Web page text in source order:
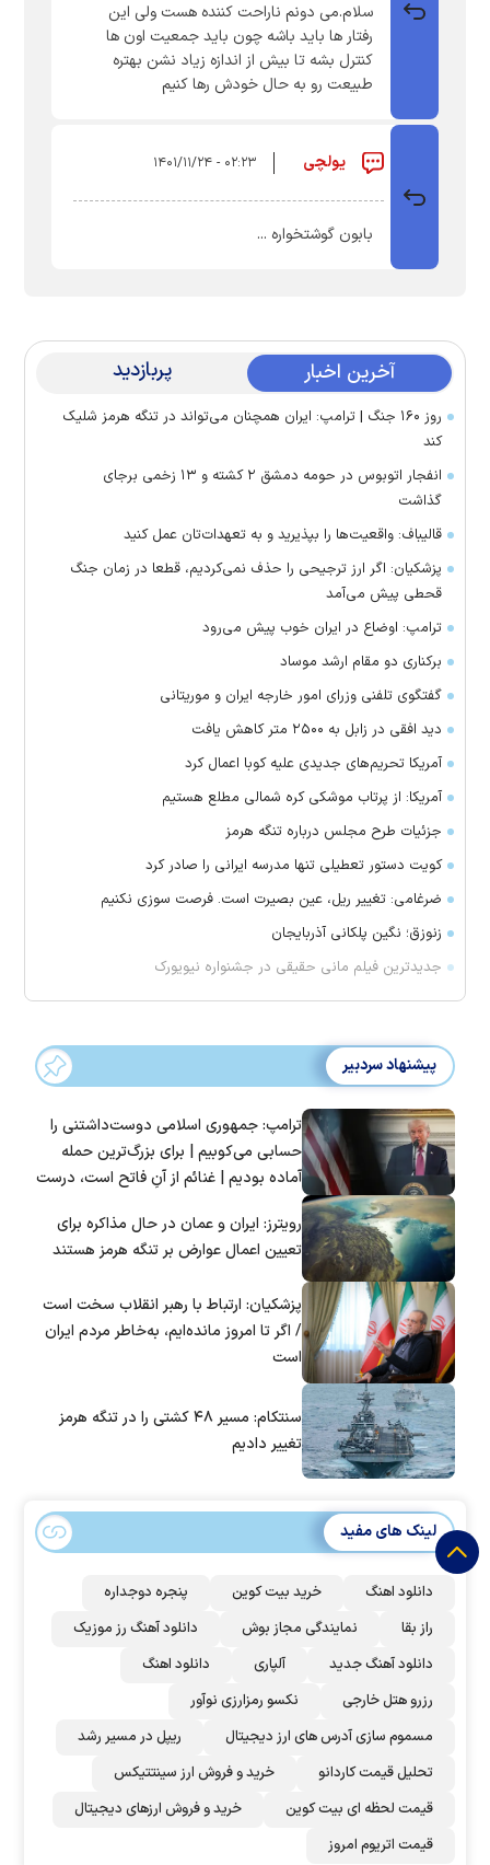
سلام.می دونم ناراحت کننده هست ولی این
رفتار ها باید باشه چون باید جمعیت اون ها
کنترل بشه تا بیش از اندازه زیاد نشن بهتره
طبیعت رو به حال خودش رها کنیم
یولچی ۰۲:۲۳ - ۱۴۰۱/۱۱/۲۴
بابون گوشتخواره ...
آخرین اخبار پربازدید
روز ۱۶۰ جنگ | ترامپ: ایران همچنان می‌تواند در تنگه هرمز شلیک
کند
انفجار اتوبوس در حومه دمشق ۲ کشته و ۱۳ زخمی برجای
گذاشت
قالیباف: واقعیت‌ها را بپذیرید و به تعهدات‌تان عمل کنید
پزشکیان: اگر ارز ترجیحی را حذف نمی‌کردیم، قطعا در زمان جنگ
قحطی پیش می‌آمد
ترامپ: اوضاع در ایران خوب پیش می‌رود
برکناری دو مقام ارشد موساد
گفتگوی تلفنی وزرای امور خارجه ایران و موریتانی
دید افقی در زابل به ۲۵۰۰ متر کاهش یافت
آمریکا تحریم‌های جدیدی علیه کوبا اعمال کرد
آمریکا: از پرتاب موشکی کره شمالی مطلع هستیم
جزئیات طرح مجلس درباره تنگه هرمز
کویت دستور تعطیلی تنها مدرسه ایرانی را صادر کرد
ضرغامی: تغییر ریل، عین بصیرت است. فرصت سوزی نکنیم
زنوزق؛ نگین پلکانی آذربایجان
جدیدترین فیلم مانی حقیقی در جشنواره نیویورک
پیشنهاد سردبیر
ترامپ: جمهوری اسلامی دوست‌داشتنی را
حسابی می‌کوبیم | برای بزرگ‌ترین حمله
آماده بودیم | غنائم از آنِ فاتح است، درست
رویترز: ایران و عمان در حال مذاکره برای
تعیین اعمال عوارض بر تنگه هرمز هستند
پزشکیان: ارتباط با رهبر انقلاب سخت است
/ اگر تا امروز مانده‌ایم، به‌خاطر مردم ایران
است
سنتکام: مسیر ۴۸ کشتی را در تنگه هرمز
تغییر دادیم
لینک های مفید
دانلود اهنگ خرید بیت کوین
پنجره دوجداره
راز بقا
نمایندگی مجاز بوش
دانلود آهنگ رز‌ موزیک
دانلود آهنگ جدید
آلپاری
دانلود اهنگ
رزرو هتل خارجی
نکسو رمزارزی نوآور
مسموم سازی آدرس های ارز دیجیتال
ریپل در مسیر رشد
تحلیل قیمت کاردانو
خرید و فروش ارز سینتتیکس
قیمت لحظه ای بیت کوین
خرید و فروش ارزهای دیجیتال
قیمت اتریوم امروز